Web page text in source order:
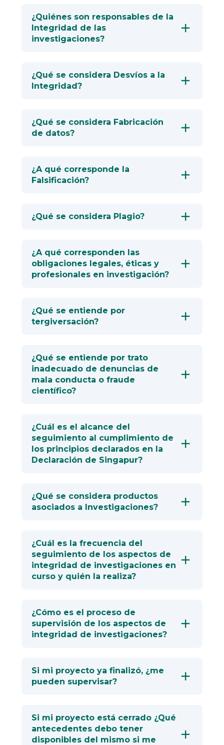
¿Quiénes son responsables de la
Integridad de las
investigaciones?
¿Qué se considera Desvíos a la
Integridad?
¿Qué se considera Fabricación
de datos?
¿A qué corresponde la
Falsificación?
¿Qué se considera Plagio?
¿A qué corresponden las
obligaciones legales, éticas y
profesionales en investigación?
¿Qué se entiende por
tergiversación?
¿Qué se entiende por trato
inadecuado de denuncias de
mala conducta o fraude
científico?
¿Cuál es el alcance del
seguimiento al cumplimiento de
los principios declarados en la
Declaración de Singapur?
¿Qué se considera productos
asociados a Investigaciones?
¿Cuál es la frecuencia del
seguimiento de los aspectos de
integridad de investigaciones en
curso y quién la realiza?
¿Cómo es el proceso de
supervisión de los aspectos de
integridad de investigaciones?
Si mi proyecto ya finalizó, ¿me
pueden supervisar?
Si mi proyecto está cerrado ¿Qué
antecedentes debo tener
disponibles del mismo si me